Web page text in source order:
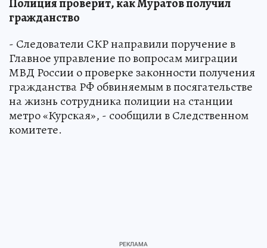
Полиция проверит, как Муратов получил
гражданство
- Следователи СКР направили поручение в
Главное управление по вопросам миграции
МВД России о проверке законности получения
гражданства РФ обвиняемым в посягательстве
на жизнь сотрудника полиции на станции
метро «Курская», - сообщили в Следственном
комитете.